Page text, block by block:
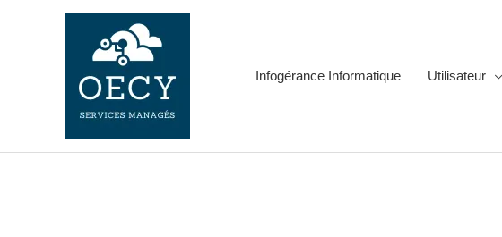
Infogérance Informatique
Utilisateur